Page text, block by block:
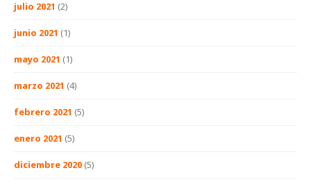
julio 2021 (2)
junio 2021 (1)
mayo 2021 (1)
marzo 2021 (4)
febrero 2021 (5)
enero 2021 (5)
diciembre 2020 (5)